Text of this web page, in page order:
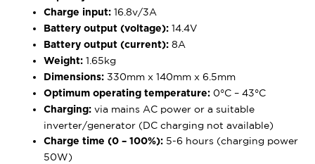
Charge input:16.8v/3A
Battery output (voltage):14.4V
Battery output (current):8A
Weight:1.65kg
Dimensions:330mm x 140mm x 6.5mm
Optimum operating temperature:0°C – 43°C
Charging:via mains AC power or a suitable
inverter/generator (DC charging not available)
Charge time (0 – 100%):5-6 hours (charging power
50W)